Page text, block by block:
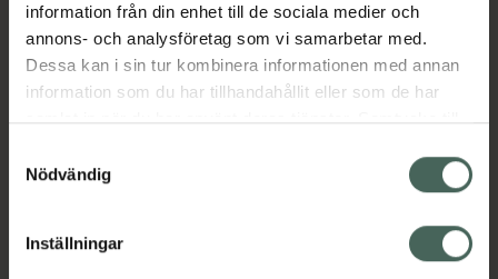
information från din enhet till de sociala medier och
annons- och analysföretag som vi samarbetar med.
Dessa kan i sin tur kombinera informationen med annan
information som du har tillhandahållit eller som de har
samlat in när du har använt deras tjänster. Samtycke till
återkalla ditt samtycke via webbplatsens
cookieinställningar. Ett återkallat samtycke påverkar inte
lagligheten av behandling som skett innan återkallelsen.
Nödvändig
Inställningar
Läs alltid bipacksedeln innan
användning.
EAN:04052682017568
Bipacksedel från FASS Visa